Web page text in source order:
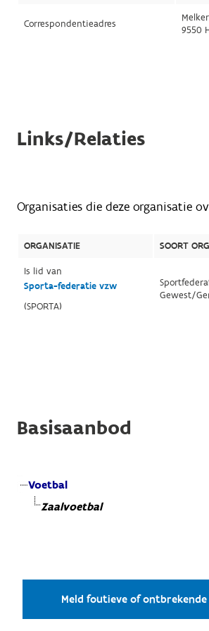
Correspondentieadres
9550
Links/Relaties
Organisaties die deze organisatie
ORGANISATIE
SOORT
Is lid van
Sporta-federatie vzw
(SPORTA)
Gewest/
Basisaanbod
Voetbal
Zaalvoetbal
Meld foutieve of ontbrekende